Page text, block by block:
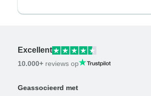
Excellent
10.000+ reviews op
Geassocieerd met